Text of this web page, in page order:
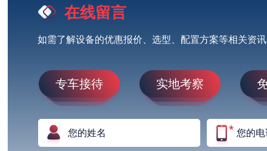
在线留言
如需了解设备的优惠报价、选型、配置方案等相关资
专车接待 实地考察